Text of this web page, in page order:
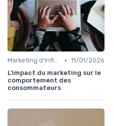
Marketing d'Influence • 11/01/2026
L'impact du marketing sur le
comportement des
consommateurs